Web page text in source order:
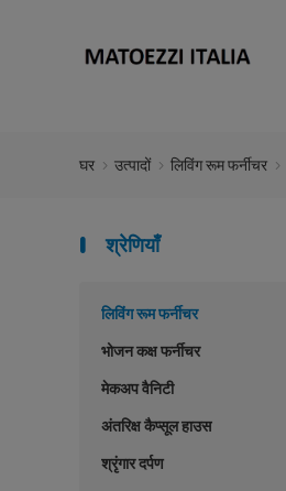
घर उत्पादों लिविंग रूम फर्नीचर
श्रेणियाँ
लिविंग रूम फर्नीचर
भोजन कक्ष फर्नीचर
मेकअप वैनिटी
अंतरिक्ष कैप्सूल हाउस
श्रृंगार दर्पण